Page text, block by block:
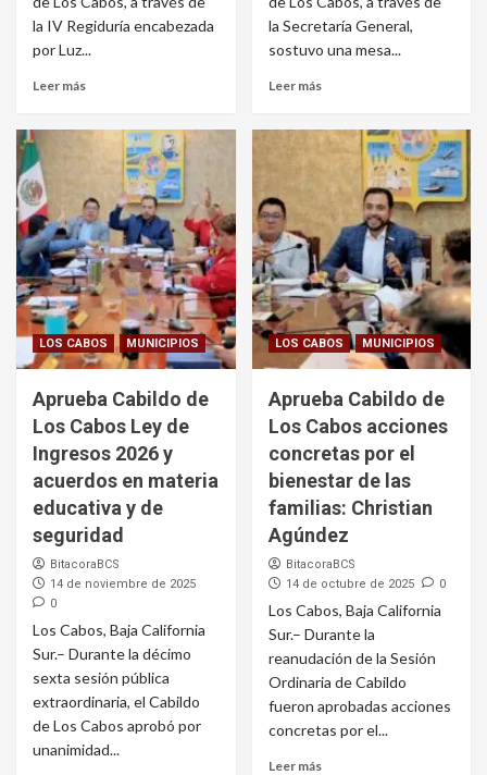
la IV Regiduría encabezada
por Luz...
Leer más
la Secretaría General,
sostuvo una mesa...
Leer más
LOS CABOS MUNICIPIOS
Aprueba Cabildo de
Los Cabos Ley de
Ingresos 2026 y
acuerdos en materia
educativa y de
seguridad
BitacoraBCS
14 de noviembre de 2025
0
Los Cabos, Baja California
Sur.– Durante la décimo
sexta sesión pública
extraordinaria, el Cabildo
de Los Cabos aprobó por
unanimidad...
LOS CABOS MUNICIPIOS
Aprueba Cabildo de
Los Cabos acciones
concretas por el
bienestar de las
familias: Christian
Agúndez
BitacoraBCS
14 de octubre de 2025
0
Los Cabos, Baja California
Sur.– Durante la
reanudación de la Sesión
Ordinaria de Cabildo
fueron aprobadas acciones
concretas por el...
Leer más